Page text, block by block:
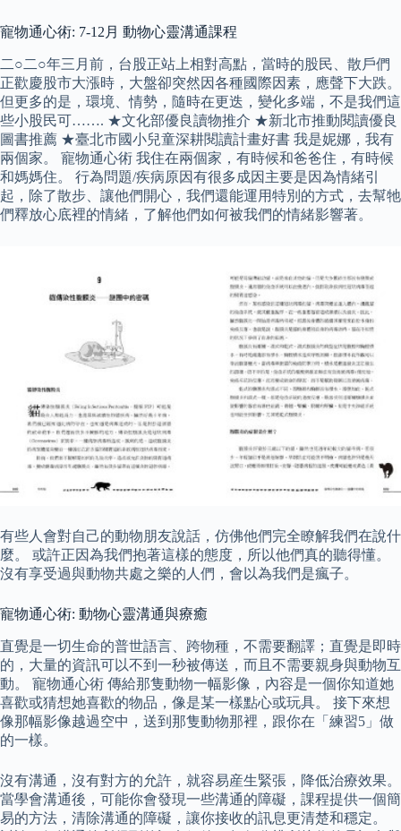
寵物通心術: 7-12月 動物心靈溝通課程
二○二○年三月前，台股正站上相對高點，當時的股民、散戶們
正歡慶股市大漲時，大盤卻突然因各種國際因素，應聲下大跌。
但更多的是，環境、情勢，隨時在更迭，變化多端，不是我們這
些小股民可……. ★文化部優良讀物推介 ★新北市推動閱讀優良
圖書推薦 ★臺北市國小兒童深耕閱讀計畫好書 我是妮娜，我有
兩個家。 寵物通心術 我住在兩個家，有時候和爸爸住，有時候
和媽媽住。 行為問題/疾病原因有很多成因主要是因為情緒引
起，除了散步、讓他們開心，我們還能運用特別的方式，去幫牠
們釋放心底裡的情緒，了解他們如何被我們的情緒影響著。
有些人會對自己的動物朋友說話，仿佛他們完全瞭解我們在說什
麼。 或許正因為我們抱著這樣的態度，所以他們真的聽得懂。
沒有享受過與動物共處之樂的人們，會以為我們是瘋子。
寵物通心術: 動物心靈溝通與療癒
直覺是一切生命的普世語言、跨物種，不需要翻譯；直覺是即時
的，大量的資訊可以不到一秒被傳送，而且不需要親身與動物互
動。 寵物通心術 傳給那隻動物一幅影像，內容是一個你知道她
喜歡或猜想她喜歡的物品，像是某一樣點心或玩具。 接下來想
像那幅影像越過空中，送到那隻動物那裡，跟你在「練習5」做
的一樣。
沒有溝通，沒有對方的允許，就容易産生緊張，降低治療效果。
當學會溝通後，可能你會發現一些溝通的障礙，課程提供一個簡
易的方法，清除溝通的障礙，讓你接收的訊息更清楚和穩定。